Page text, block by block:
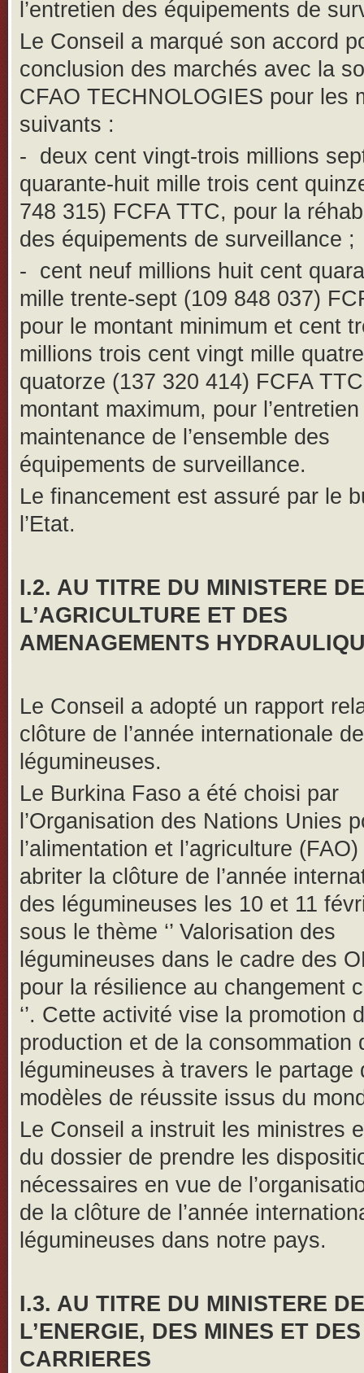
l’entretien des équipements de
Le Conseil a marqué son accord
conclusion des marchés avec la
CFAO TECHNOLOGIES pour les
suivants :
- deux cent vingt-trois millions
quarante-huit mille trois cent
748 315) FCFA TTC, pour la
des équipements de surveillance ;
- cent neuf millions huit cent
mille trente-sept (109 848 037)
pour le montant minimum et cent
millions trois cent vingt mille
quatorze (137 320 414) FCFA
montant maximum, pour
maintenance de l’ensemble des
équipements de surveillance.
Le financement est assuré par le
l’Etat.
I.2. AU TITRE DU MINISTERE DE
L’AGRICULTURE ET DES
AMENAGEMENTS
Le Conseil a adopté un rapport
clôture de l’année internationale
légumineuses.
Le Burkina Faso a été choisi par
l’Organisation des Nations Unies
l’alimentation et l’agriculture
abriter la clôture de l’année
des légumineuses les 10 et 11
sous le thème ‘’ Valorisation des
légumineuses dans le cadre des
pour la résilience au changement
‘’. Cette activité vise la promotion
production et de la consommation
légumineuses à travers le partage
modèles de réussite issus du
Le Conseil a instruit les ministres
du dossier de prendre les
nécessaires en vue de
de la clôture de l’année
légumineuses dans notre pays.
I.3. AU TITRE DU MINISTERE DE
L’ENERGIE, DES MINES ET DES
CARRIERES